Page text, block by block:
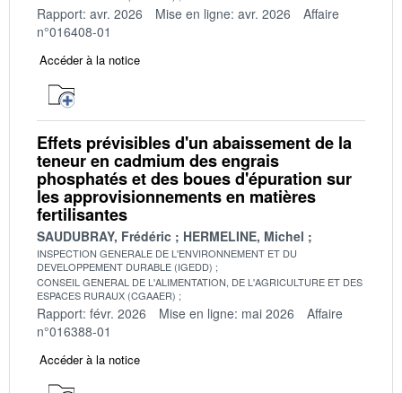
Rapport: avr. 2026 Mise en ligne: avr. 2026
Affaire
n°016408-01
Accéder à la notice
Effets prévisibles d'un abaissement de la
teneur en cadmium des engrais
phosphatés et des boues d'épuration sur
les approvisionnements en matières
fertilisantes
SAUDUBRAY, Frédéric HERMELINE, Michel
INSPECTION GENERALE DE L'ENVIRONNEMENT ET DU
DEVELOPPEMENT DURABLE (IGEDD)
CONSEIL GENERAL DE L'ALIMENTATION, DE L'AGRICULTURE ET DES
ESPACES RURAUX (CGAAER)
Rapport: févr. 2026 Mise en ligne: mai 2026
Affaire
n°016388-01
Accéder à la notice